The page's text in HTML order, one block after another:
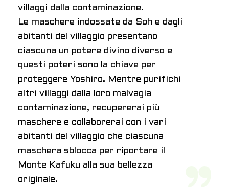
villaggi dalla contaminazione.
Le maschere indossate da Soh e dagli
abitanti del villaggio presentano
ciascuna un potere divino diverso e
questi poteri sono la chiave per
proteggere Yoshiro. Mentre purifichi
altri villaggi dalla loro malvagia
contaminazione, recupererai più
maschere e collaborerai con i vari
abitanti del villaggio che ciascuna
maschera sblocca per riportare il
Monte Kafuku alla sua bellezza
originale.